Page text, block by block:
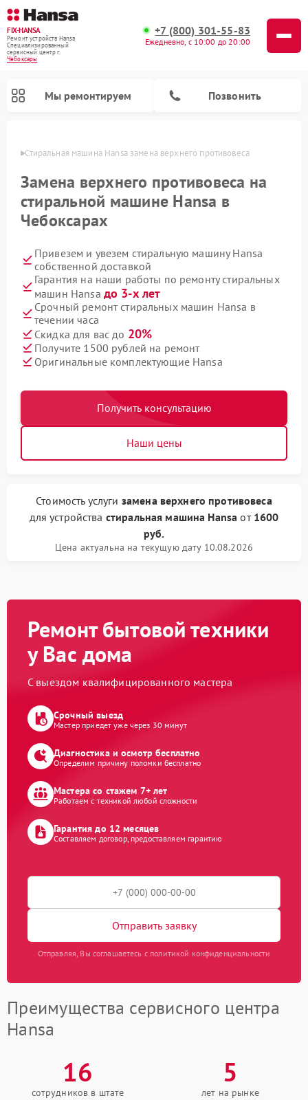
FIX-HANSA
Ремонт устройств Hansa
Специализированный
cервисный центр г.
Чебоксары
+7 (800) 301-55-83
Ежедневно, с 10:00 до 20:00
Мы ремонтируем Позвонить
Стиральная машина Hansa замена верхнего противовеса
Замена верхнего противовеса на
стиральной машине Hansa в
Чебоксарах
Привезем и увезем стиральную машину Hansa
собственной доставкой
Гарантия на наши работы по ремонту стиральных
машин Hansa до 3-х лет
Срочный ремонт стиральных машин Hansa в
течении часа
Скидка для вас до 20%
Получите 1500 рублей на ремонт
Оригинальные комплектующие Hansa
Получить консультацию
Наши цены
Стоимость услуги замена верхнего противовеса
для устройства стиральная машина Hansa от 1600
руб.
Цена актуальна на текущую дату 10.08.2026
Ремонт бытовой техники
у Вас дома
С выездом квалифицированного мастера
Срочный выезд
Мастер приедет уже через 30 минут
Диагностика и осмотр бесплатно
Определим причину поломки бесплатно
Мастера со стажем 7+ лет
Работаем с техникой любой сложности
Гарантия до 12 месяцев
Составляем договор, предоставляем гарантию
Отправить заявку
Отправляя, Вы соглашаетесь с политикой конфиденциальности
Преимущества сервисного центра
Hansa
16
сотрудников в штате
5
лет на рынке